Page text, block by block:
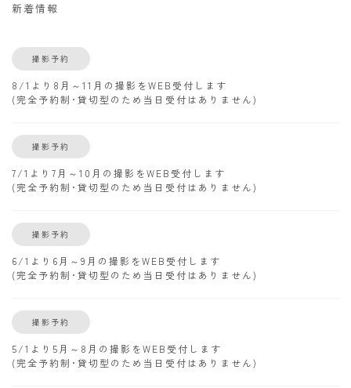
新着情報
撮影予約
8/1より8月～11月の撮影をWEB受付します
(完全予約制･貸切型のため当日受付はありません)
撮影予約
7/1より7月～10月の撮影をWEB受付します
(完全予約制･貸切型のため当日受付はありません)
撮影予約
6/1より6月～9月の撮影をWEB受付します
(完全予約制･貸切型のため当日受付はありません)
撮影予約
5/1より5月～8月の撮影をWEB受付します
(完全予約制･貸切型のため当日受付はありません)